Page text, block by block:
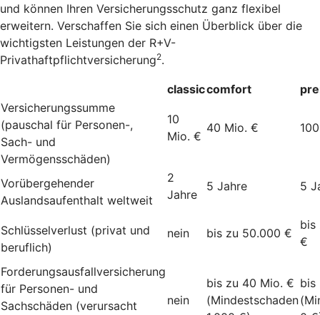
und können Ihren Versicherungsschutz ganz flexibel
erweitern. Verschaffen Sie sich einen Überblick über die
wichtigsten Leistungen der R+V-
Privathaftpflichtversicherung2.
classiccomfort
Versicherungssumme
(pauschal für Personen-,
Sach- und
Vermögensschäden)
10
Mio. €
40 Mio. €
Vorübergehender
Auslandsaufenthalt weltweit
2
Jahre
5 Jahre 5
Schlüsselverlust (privat und
beruflich)
nein bis zu 50.000 €
bis
€
Forderungsausfallversicherung
für Personen- und
Sachschäden (verursacht
nein
bis zu 40 Mio. €
(Mindestschaden
bis